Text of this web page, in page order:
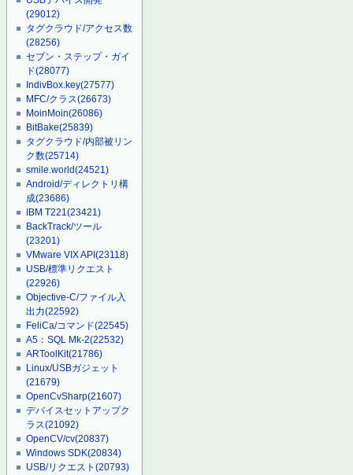
(29012)
タグクラウド/アクセス数
(28256)
セブン・ステップ・ガイ
ド(28077)
IndivBox.key(27577)
MFC/クラス(26673)
MoinMoin(26086)
BitBake(25839)
タグクラウド/内部被リン
ク数(25714)
smile.world(24521)
Android/ディレクトリ構
成(23686)
IBM T221(23421)
BackTrack/ツール
(23201)
VMware VIX API(23118)
USB/標準リクエスト
(22926)
Objective-C/ファイル入
出力(22592)
FeliCa/コマンド(22545)
A5：SQL Mk-2(22532)
ARToolKit(21786)
Linux/USBガジェット
(21679)
OpenCvSharp(21607)
デバイスセットアップク
ラス(21092)
OpenCV/cv(20837)
Windows SDK(20834)
USB/リクエスト(20793)